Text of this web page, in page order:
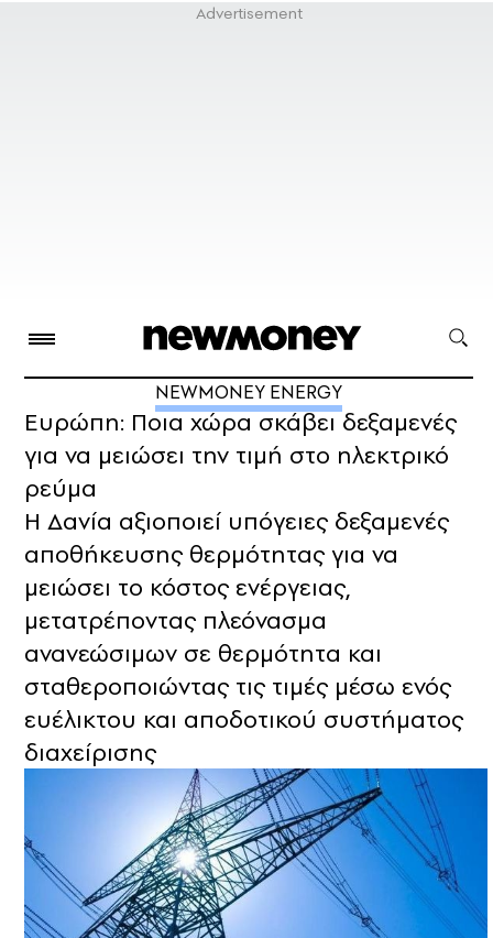
NEWMONEY ENERGY
Ευρώπη: Ποια χώρα σκάβει δεξαμενές
για να μειώσει την τιμή στο ηλεκτρικό
ρεύμα
Η Δανία αξιοποιεί υπόγειες δεξαμενές
αποθήκευσης θερμότητας για να
μειώσει το κόστος ενέργειας,
μετατρέποντας πλεόνασμα
ανανεώσιμων σε θερμότητα και
σταθεροποιώντας τις τιμές μέσω ενός
ευέλικτου και αποδοτικού συστήματος
διαχείρισης